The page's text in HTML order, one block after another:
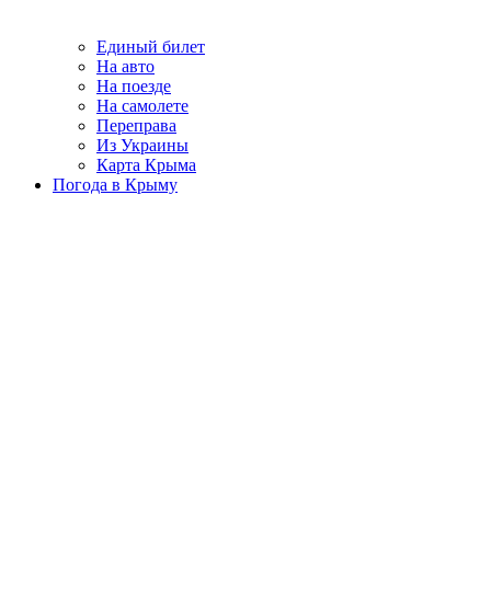
Единый билет
На авто
На поезде
На самолете
Переправа
Из Украины
Карта Крыма
Погода в Крыму